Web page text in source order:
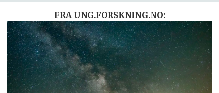
FRA UNG.FORSKNING.NO: